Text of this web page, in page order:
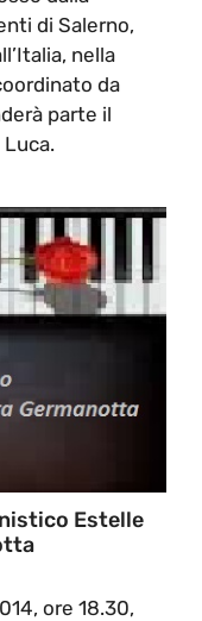
di Salerno,
nella
da
parte il
Estelle
ore 18.30,